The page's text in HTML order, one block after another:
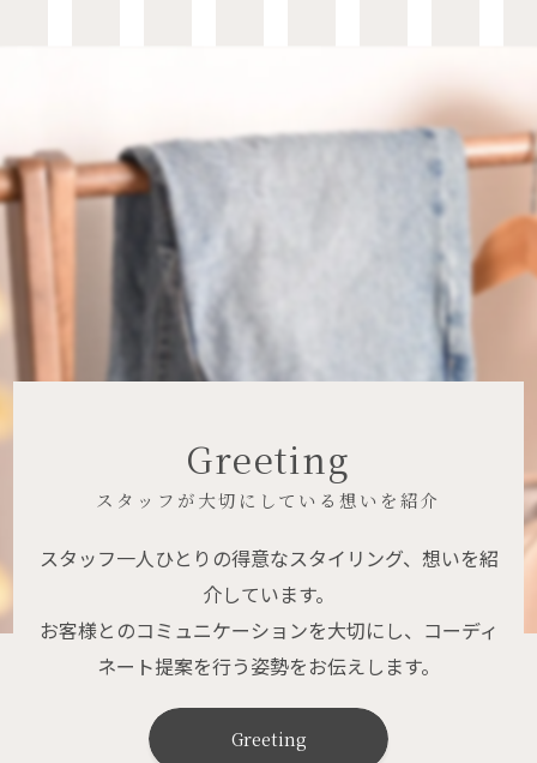
スタッフが大切にしている想いを紹介
Greeting
スタッフ一人ひとりの得意なスタイリング、想いを紹
介しています。
お客様とのコミュニケーションを大切にし、コーディ
ネート提案を行う姿勢をお伝えします。
Greeting